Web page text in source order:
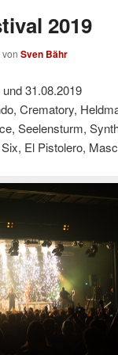
2019
von Sven Bähr
31.08.2019
Crematory,
Seelensturm,
El Pistolero,